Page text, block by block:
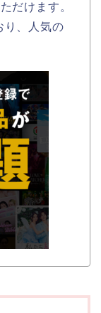
だけます。
り、人気の